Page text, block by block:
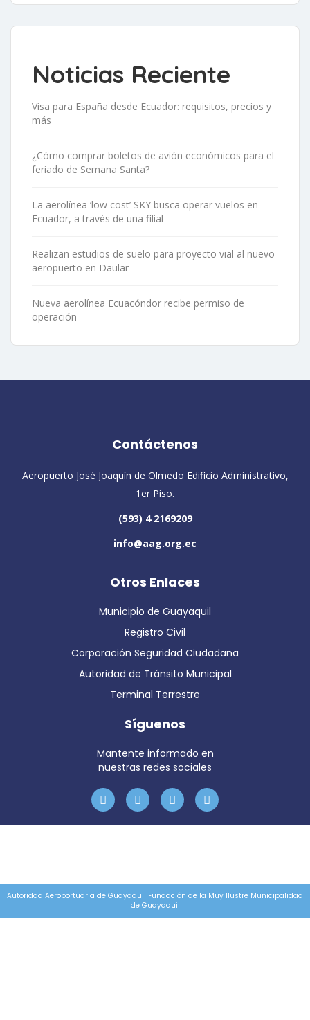
Noticias Reciente
Visa para España desde Ecuador: requisitos, precios y
más
¿Cómo comprar boletos de avión económicos para el
feriado de Semana Santa?
La aerolínea ‘low cost’ SKY busca operar vuelos en
Ecuador, a través de una filial
Realizan estudios de suelo para proyecto vial al nuevo
aeropuerto en Daular
Nueva aerolínea Ecuacóndor recibe permiso de
operación
Contáctenos
Aeropuerto José Joaquín de Olmedo Edificio Administrativo,
1er Piso.
(593) 4 2169209
info@aag.org.ec
Otros Enlaces
Municipio de Guayaquil
Registro Civil
Corporación Seguridad Ciudadana
Autoridad de Tránsito Municipal
Terminal Terrestre
Síguenos
Mantente informado en
nuestras redes sociales
Autoridad Aeroportuaria de Guayaquil Fundación de la Muy Ilustre Municipalidad
de Guayaquil